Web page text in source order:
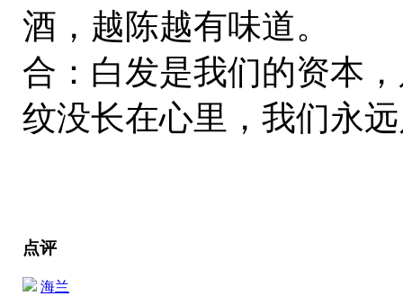
酒，越陈越有味道。
合：白发是我们的资本
纹没长在心里，我们永
点评
海兰